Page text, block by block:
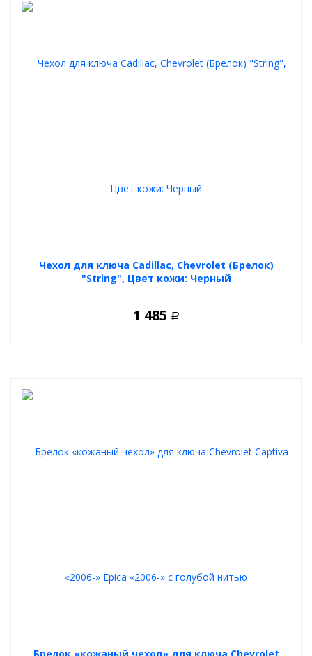
Чехол для ключа Cadillac, Chevrolet (Брелок)
"String", Цвет кожи: Черный
1 485 Р